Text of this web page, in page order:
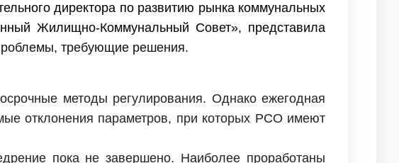
директора по развитию рынка коммунальных
Жилищно-Коммунальный Совет», представила
требующие решения.
методы регулирования. Однако ежегодная
отклонения параметров, при которых РСО имеют
пока не завершено. Наиболее проработаны